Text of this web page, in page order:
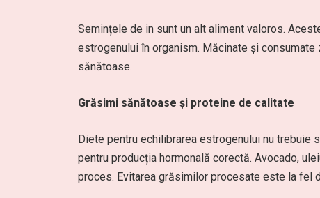
Semințele de in sunt un alt aliment valoros.
estrogenului în organism. Măcinate și
sănătoase.
Grăsimi sănătoase și proteine de calitate
Diete pentru echilibrarea estrogenului nu
pentru producția hormonală corectă. Avocado,
proces. Evitarea grăsimilor procesate este la fel